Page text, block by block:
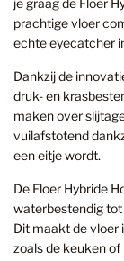
prachtige vloer
echte eyecatcher
Dankzij de
druk- en
maken over
vuilafstotend
een eitje wordt.
De Floer Hybride
waterbestendig tot
Dit maakt de vloer
zoals de keuken of